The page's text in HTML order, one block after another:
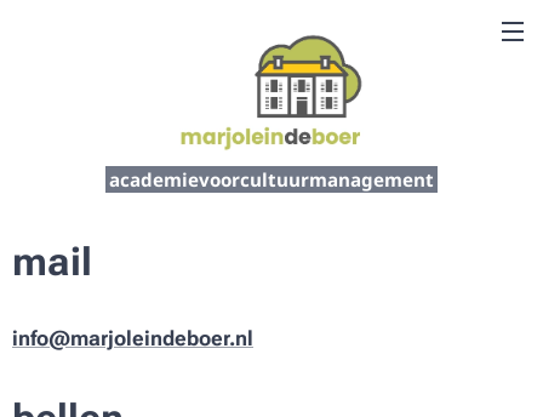
academievoorcultuurmanagement
mail
info@marjoleindeboer.nl